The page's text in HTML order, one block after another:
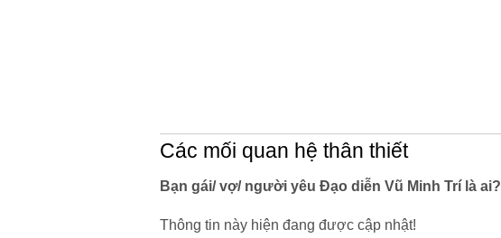
Các mối quan hệ thân thiết
Bạn gái/ vợ/ người yêu Đạo diễn Vũ Minh Trí là ai?
Thông tin này hiện đang được cập nhật!